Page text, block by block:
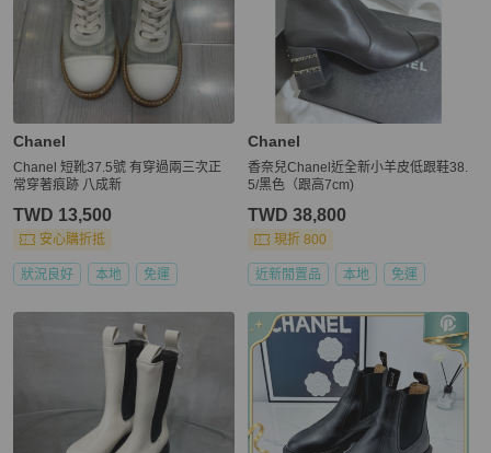
Chanel
Chanel 短靴37.5號 有穿過兩三次正
常穿著痕跡 八成新
TWD 13,500
安心購折抵
狀況良好 本地 免運
Chanel
香奈兒Chanel近全新小羊皮低跟鞋38.
5/黑色（跟高7cm)
TWD 38,800
現折 800
近新閒置品 本地 免運